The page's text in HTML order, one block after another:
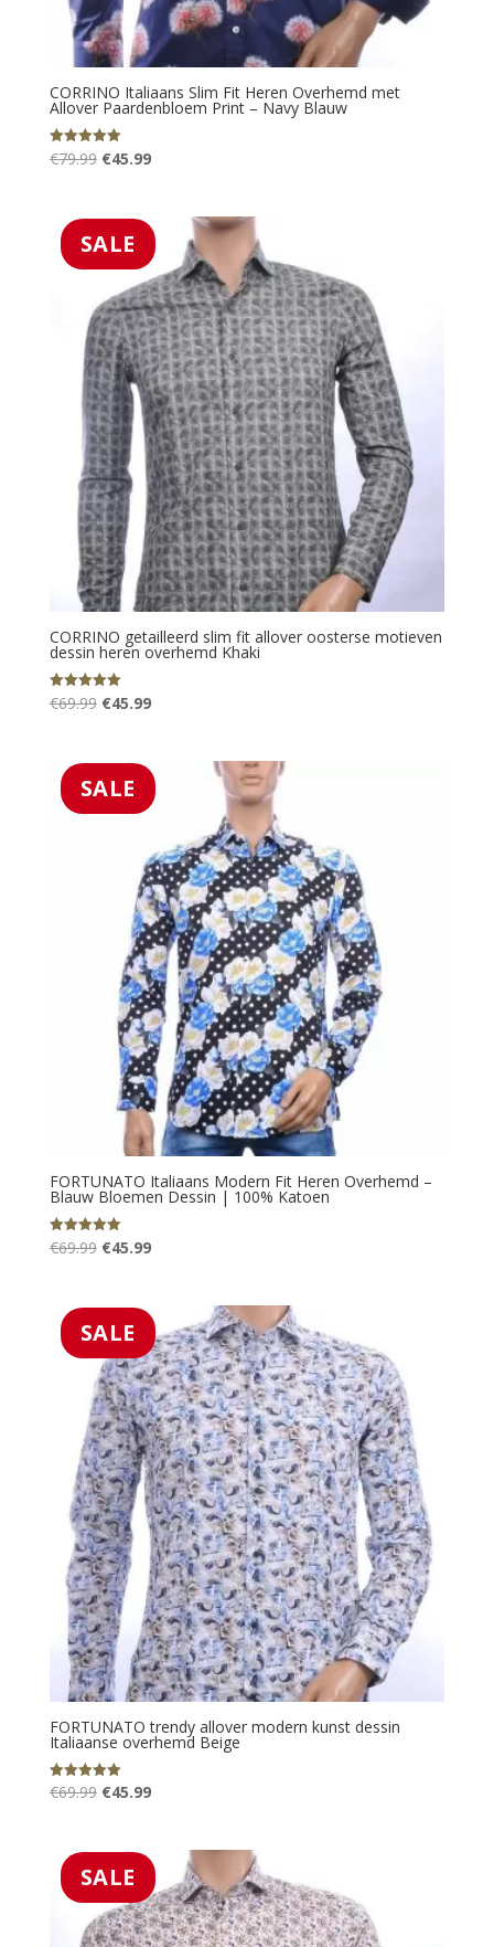
CORRINO Italiaans Slim Fit Heren Overhemd met
Allover Paardenbloem Print – Navy Blauw
Gewaardeerd
5.00
€79.99 Oorspronkelijke
€79.99.
€45.99Huidige
€45.99.
SALE
CORRINO getailleerd slim fit allover oosterse motieven
dessin heren overhemd Khaki
Gewaardeerd
5.00
€69.99 Oorspronkelijke
€69.99.
€45.99Huidige
€45.99.
SALE
FORTUNATO Italiaans Modern Fit Heren Overhemd –
Blauw Bloemen Dessin | 100% Katoen
Gewaardeerd
5.00
€69.99 Oorspronkelijke
€69.99.
€45.99Huidige
€45.99.
SALE
FORTUNATO trendy allover modern kunst dessin
Italiaanse overhemd Beige
Gewaardeerd
5.00
€69.99 Oorspronkelijke
€69.99.
€45.99Huidige
€45.99.
SALE